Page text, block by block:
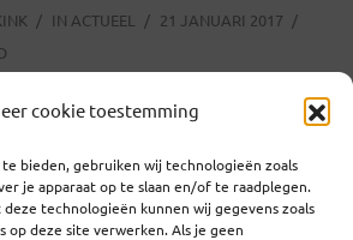
cookie toestemming
bieden, gebruiken wij technologieën zoals
je apparaat op te slaan en/of te raadplegen.
technologieën kunnen wij gegevens zoals
op deze site verwerken. Als je geen
IN ACTUEEL
21 JANUARI 2017
dit jaar. Dat hebben
Juliana Engberg zelf
en hier). Kinderen hebben